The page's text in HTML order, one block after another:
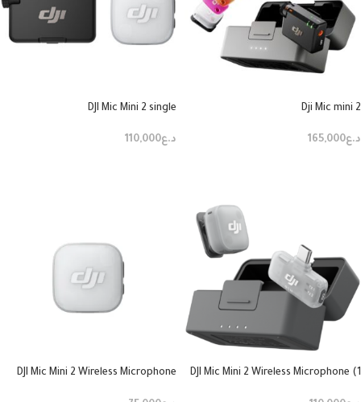
Dji Mic mini 2
د.ع165,000
DJI Mic Mini 2 single
د.ع110,000
DJI Mic Mini 2 Wireless Microphone (1
DJI Mic Mini 2 Wireless Microphone